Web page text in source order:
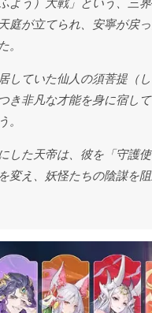
庭が立てられ、安寧が戻
。
していた仙人の須菩提（
き非凡な才能を身に宿し
。
した天帝は、彼を「守護
変え、妖怪たちの陰謀を